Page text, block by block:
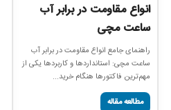
انواع مقاومت در برابر آب
ساعت مچی
راهنمای جامع انواع مقاومت در برابر آب
ساعت مچی: استانداردها و کاربردها یکی از
مهم‌ترین فاکتورها هنگام خرید...
مطالعه مقاله